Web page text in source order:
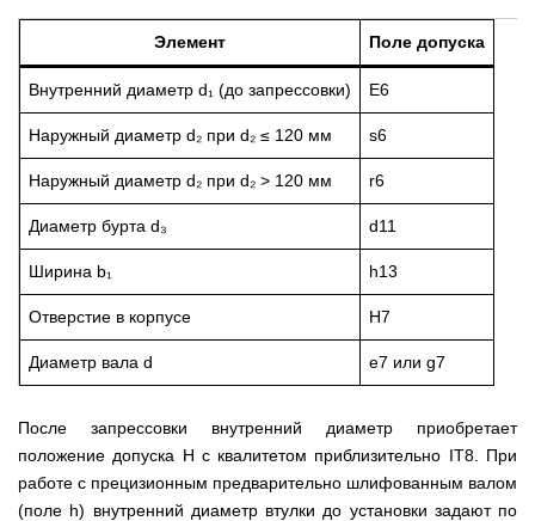
Элемент Поле допуска
Внутренний диаметр d₁ (до запрессовки) E6
Наружный диаметр d₂ при d₂ ≤ 120 мм s6
Наружный диаметр d₂ при d₂ > 120 мм r6
Диаметр бурта d₃ d11
Ширина b₁ h13
Отверстие в корпусе H7
Диаметр вала d e7 или g7
После запрессовки внутренний диаметр приобретает
положение допуска H с квалитетом приблизительно IT8. При
работе с прецизионным предварительно шлифованным валом
(поле h) внутренний диаметр втулки до установки задают по